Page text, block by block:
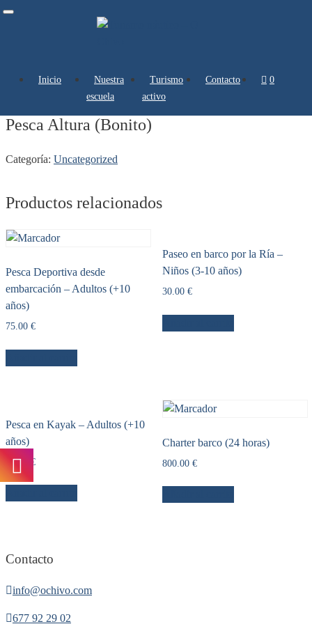
Toggle
Inicio
Nuestra
escuela
Turismo
activo
Contacto 0 artículos
Pesca Altura (Bonito)
Categoría: Uncategorized
Productos relacionados
Pesca Deportiva desde
embarcación – Adultos (+10
años)
75.00 €
Paseo en barco por la Ría –
Niños (3-10 años)
30.00 €
Pesca en Kayak – Adultos (+10
años)
90.00 €
Charter barco (24 horas)
800.00 €
Contacto
info@ochivo.com
677 92 29 02